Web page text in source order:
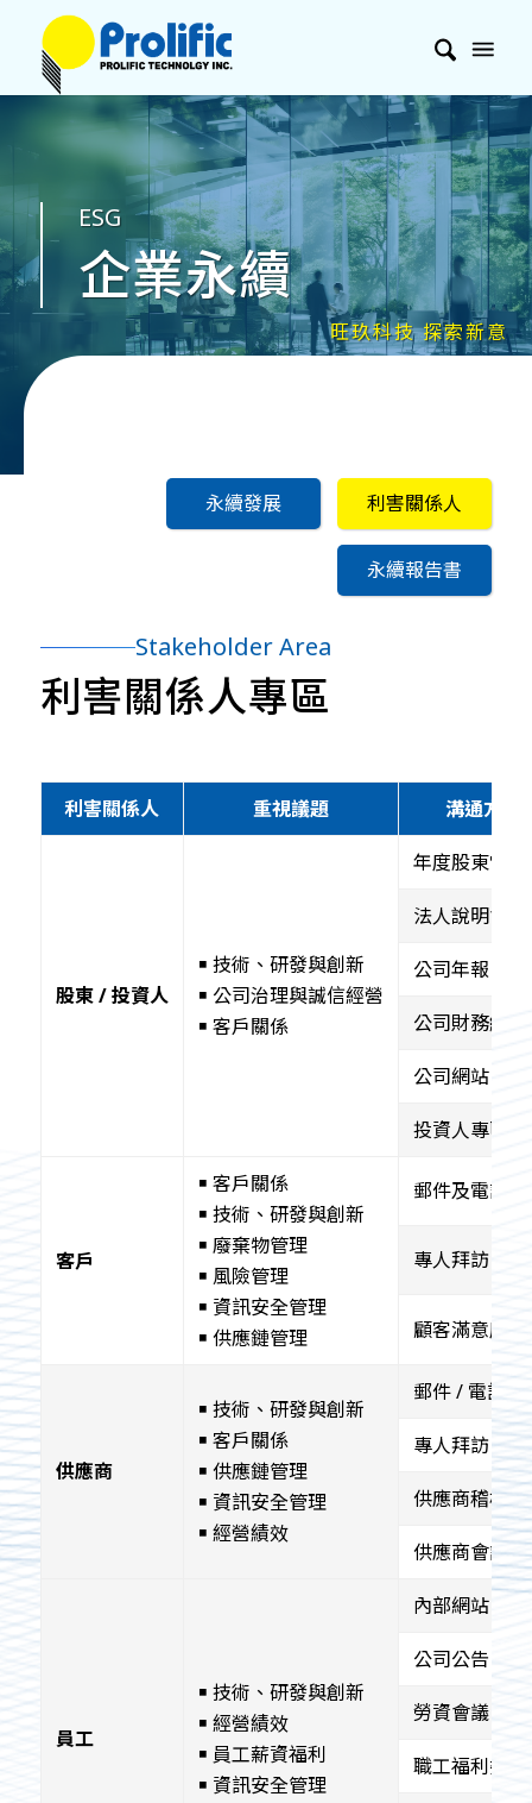
ESG
企業永續
永續發展 利害關係人
永續報告書
Stakeholder Area
利害關係人專區
利害關係人 重視議題 溝通方式
股東 / 投資人
￭ 技術、研發與創新
￭ 公司治理與誠信經營
￭ 客戶關係
年度股東常會
法人說明會
公司年報
公司財務績效
公司網站
投資人專區
客戶
￭ 客戶關係
￭ 技術、研發與創新
￭ 廢棄物管理
￭ 風險管理
￭ 資訊安全管理
￭ 供應鏈管理
郵件及電話聯
專人拜訪
顧客滿意度調
供應商
￭ 技術、研發與創新
￭ 客戶關係
￭ 供應鏈管理
￭ 資訊安全管理
￭ 經營績效
郵件 / 電話聯
專人拜訪
供應商稽核
供應商會議
員工
￭ 技術、研發與創新
￭ 經營績效
￭ 員工薪資福利
￭ 資訊安全管理
內部網站
公司公告
勞資會議
職工福利委員